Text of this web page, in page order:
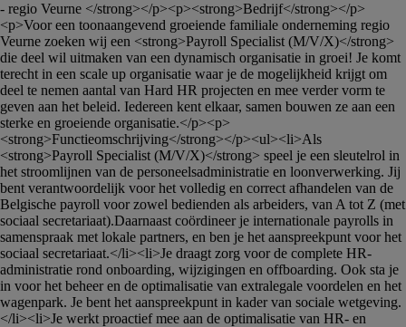
- regio Veurne </strong></p><p><strong>Bedrijf</strong></p>
<p>Voor een toonaangevend groeiende familiale onderneming regio
Veurne zoeken wij een <strong>Payroll Specialist (M/V/X)</strong>
die deel wil uitmaken van een dynamisch organisatie in groei! Je komt
terecht in een scale up organisatie waar je de mogelijkheid krijgt om
deel te nemen aantal van Hard HR projecten en mee verder vorm te
geven aan het beleid. Iedereen kent elkaar, samen bouwen ze aan een
sterke en groeiende organisatie.</p><p>
<strong>Functieomschrijving</strong></p><ul><li>Als
<strong>Payroll Specialist (M/V/X)</strong> speel je een sleutelrol in
het stroomlijnen van de personeelsadministratie en loonverwerking. Jij
bent verantwoordelijk voor het volledig en correct afhandelen van de
Belgische payroll voor zowel bedienden als arbeiders, van A tot Z (met
sociaal secretariaat).Daarnaast coördineer je internationale payrolls in
samenspraak met lokale partners, en ben je het aanspreekpunt voor het
sociaal secretariaat.</li><li>Je draagt zorg voor de complete HR-
administratie rond onboarding, wijzigingen en offboarding. Ook sta je
in voor het beheer en de optimalisatie van extralegale voordelen en het
wagenpark. Je bent het aanspreekpunt in kader van sociale wetgeving.
</li><li>Je werkt proactief mee aan de optimalisatie van HR- en